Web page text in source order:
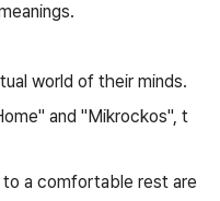
world of their minds.
and "Mikrockos", t
a comfortable rest are